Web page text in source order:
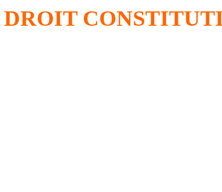
DROIT